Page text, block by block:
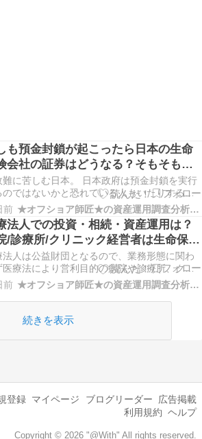
も預金封鎖が起こったら日本の生命
会社の証券はどうなる？そもそも資
値が高くない国内生保の商品は見直
考えるべき！
難に苦しむ日本。 日本政府は預金封鎖を実行
のではないかと恐れている人もいたりする。
に預金封鎖が行われるかどうかは誰にも分か
い。 だが、預金封鎖の可能性は？と問われた
とは断言できない。 世の中何が起こるか分
ない。 もしも預金封鎖が行われた時、生命保
…
前 ★オフショア師匠★の資産運用調査分析ダイアリー
法人での投資・相続・資産運用は？
/診療所/クリニック経営者は生命保険
を契約可能で海外オフショアのプラ
加入価値あり！
法人は公益財団となるので、業務形態に関わ
医療法により営利目的の病院や診療所、クリ
クなど開設することができず、営利行為も禁
医療法で定められている。 医療法人の設立時
款を作成するが、そこで現金などの資産管理
についても定義しているケースが多い。 縛り
前 ★オフショア師匠★の資産運用調査分析ダイアリー
続きを表示
登録 マイページ ブログリーダー
広告掲載
利用規約 ヘルプ
Copyright © 2026 "@With" All rights reserved.